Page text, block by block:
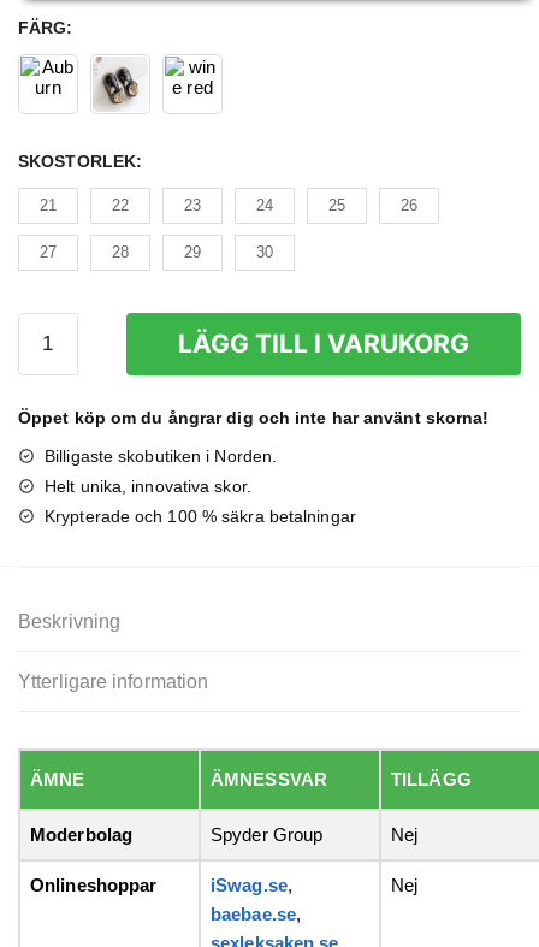
FÄRG:
SKOSTORLEK:
21 22 23 24 25 26
27 28 29 30
Barn
LÄGG TILL I VARUKORG
Öppet köp om du ångrar dig och inte har använt skorna!
Billigaste skobutiken i Norden.
Helt unika, innovativa skor.
Krypterade och 100 % säkra betalningar
Beskrivning
Ytterligare information
ÄMNE ÄMNESSVAR TILLÄGG
Moderbolag Spyder Group Nej
Onlineshoppar iSwag.se,
baebae.se,
sexleksaken.se
Nej